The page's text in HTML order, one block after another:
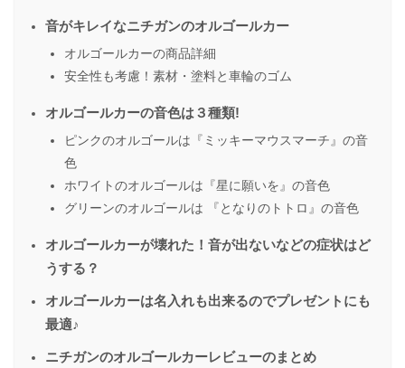
音がキレイなニチガンのオルゴールカー
オルゴールカーの商品詳細
安全性も考慮！素材・塗料と車輪のゴム
オルゴールカーの音色は３種類!
ピンクのオルゴールは『ミッキーマウスマーチ』の音
色
ホワイトのオルゴールは『星に願いを』の音色
グリーンのオルゴールは 『となりのトトロ』の音色
オルゴールカーが壊れた！音が出ないなどの症状はど
うする？
オルゴールカーは名入れも出来るのでプレゼントにも
最適♪
ニチガンのオルゴールカーレビューのまとめ